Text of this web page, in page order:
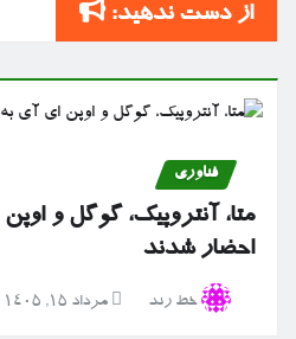
از دست ندهید:
فناوری
متا، آنتروپیک، گوگل و
احضار شدند
خط رند مرداد ۱۵, ۱۴۰۵